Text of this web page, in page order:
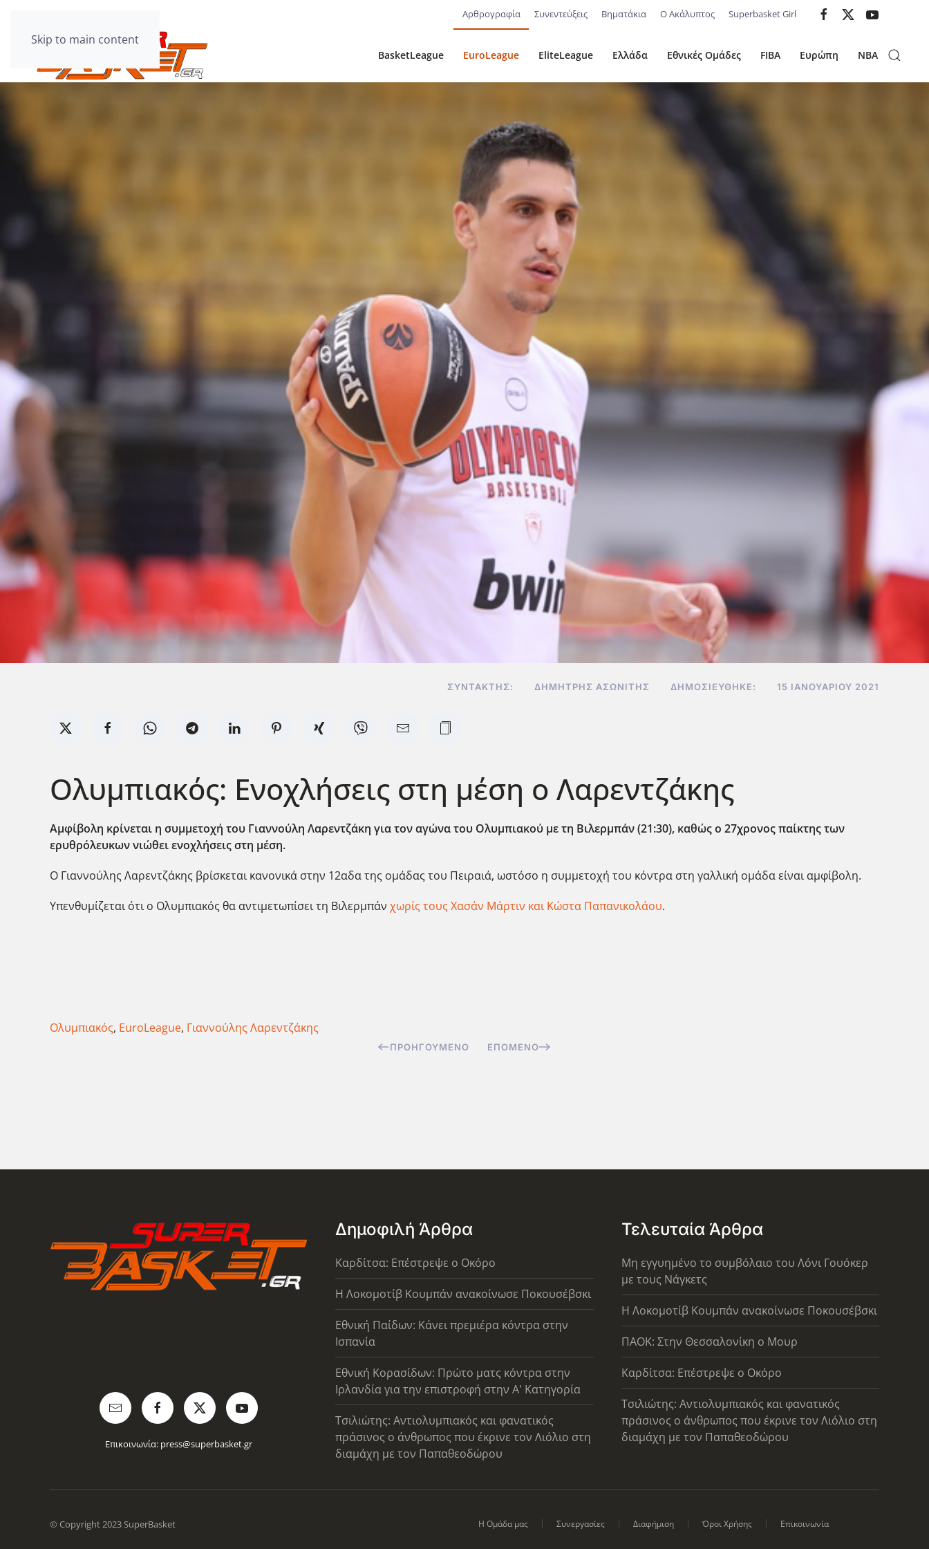
Skip to main content
Αρθρογραφία Συνεντεύξεις Βηματάκια Ο Ακάλυπτος Superbasket Girl
BasketLeague EuroLeague EliteLeague Ελλάδα Εθνικές Ομάδες FIBA Ευρώπη NBA
ΣΥΝΤΆΚΤΗΣ: ΔΗΜΉΤΡΗΣ ΑΣΩΝΊΤΗΣ ΔΗΜΟΣΙΕΎΘΗΚΕ: 15 ΙΑΝΟΥΑΡΊΟΥ 2021
Ολυμπιακός: Ενοχλήσεις στη μέση ο Λαρεντζάκης
Αμφίβολη κρίνεται η συμμετοχή του Γιαννούλη Λαρεντζάκη για τον αγώνα του Ολυμπιακού με τη Βιλερμπάν (21:30), καθώς ο 27χρονος παίκτης των
ερυθρόλευκων νιώθει ενοχλήσεις στη μέση.
Ο Γιαννούλης Λαρεντζάκης βρίσκεται κανονικά στην 12αδα της ομάδας του Πειραιά, ωστόσο η συμμετοχή του κόντρα στη γαλλική ομάδα είναι αμφίβολη.
Υπενθυμίζεται ότι ο Ολυμπιακός θα αντιμετωπίσει τη Βιλερμπάν χωρίς τους Χασάν Μάρτιν και Κώστα Παπανικολάου.
Ολυμπιακός, EuroLeague, Γιαννούλης Λαρεντζάκης
ΠΡΟΗΓΟΎΜΕΝΟ ΕΠΌΜΕΝΟ
Επικοινωνία: press@superbasket.gr
Δημοφιλή Άρθρα
Καρδίτσα: Επέστρεψε ο Οκόρο
Η Λοκομοτίβ Κουμπάν ανακοίνωσε Ποκουσέβσκι
Εθνική Παίδων: Κάνει πρεμιέρα κόντρα στην
Ισπανία
Εθνική Κορασίδων: Πρώτο ματς κόντρα στην
Ιρλανδία για την επιστροφή στην Α' Κατηγορία
Τσιλιώτης: Αντιολυμπιακός και φανατικός
πράσινος ο άνθρωπος που έκρινε τον Λιόλιο στη
διαμάχη με τον Παπαθεοδώρου
Τελευταία Άρθρα
Μη εγγυημένο το συμβόλαιο του Λόνι Γουόκερ
με τους Νάγκετς
Η Λοκομοτίβ Κουμπάν ανακοίνωσε Ποκουσέβσκι
ΠΑΟΚ: Στην Θεσσαλονίκη ο Μουρ
Καρδίτσα: Επέστρεψε ο Οκόρο
Τσιλιώτης: Αντιολυμπιακός και φανατικός
πράσινος ο άνθρωπος που έκρινε τον Λιόλιο στη
διαμάχη με τον Παπαθεοδώρου
© Copyright 2023 SuperBasket Η Ομάδα μας Συνεργασίες Διαφήμιση Όροι Χρήσης Επικοινωνία